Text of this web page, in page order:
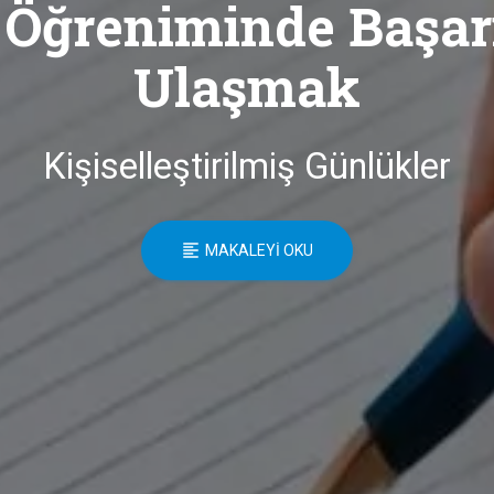
Ulaşmak
Kişiselleştirilmiş Günlükler
MAKALEYI OKU